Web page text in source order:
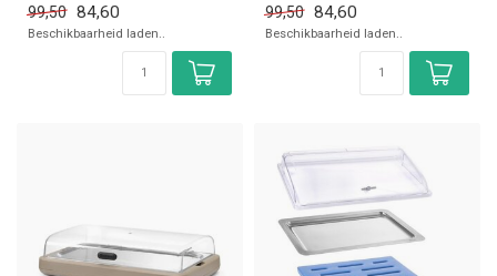
59,3 cm, ...
99,50 84,60
Beschikbaarheid laden..
59,3 cm, ...
99,50 84,60
Beschikbaarheid laden..